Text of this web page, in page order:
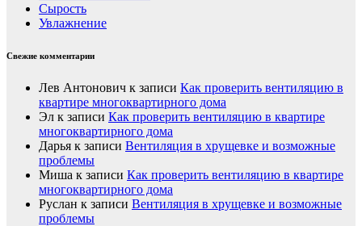
Сырость
Увлажнение
Свежие комментарии
Лев Антонович к записи Как проверить вентиляцию в
квартире многоквартирного дома
Эл к записи Как проверить вентиляцию в квартире
многоквартирного дома
Дарья к записи Вентиляция в хрущевке и возможные
проблемы
Миша к записи Как проверить вентиляцию в квартире
многоквартирного дома
Руслан к записи Вентиляция в хрущевке и возможные
проблемы